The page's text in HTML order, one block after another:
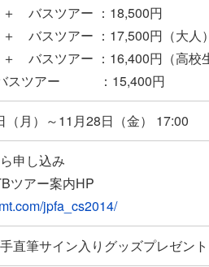
バスツアー ：18,500円
バスツアー ：17,500円（大人）
バスツアー ：16,400円（高校
バスツアー ：15,400円
（月）～11月28日（金） 17:00
申し込み
ツアー案内HP
jpfa_cs2014/
直筆サイン入りグッズプレゼント